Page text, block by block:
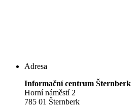
Adresa
Informační centrum Šternberk
Horní náměstí 2
785 01 Šternberk